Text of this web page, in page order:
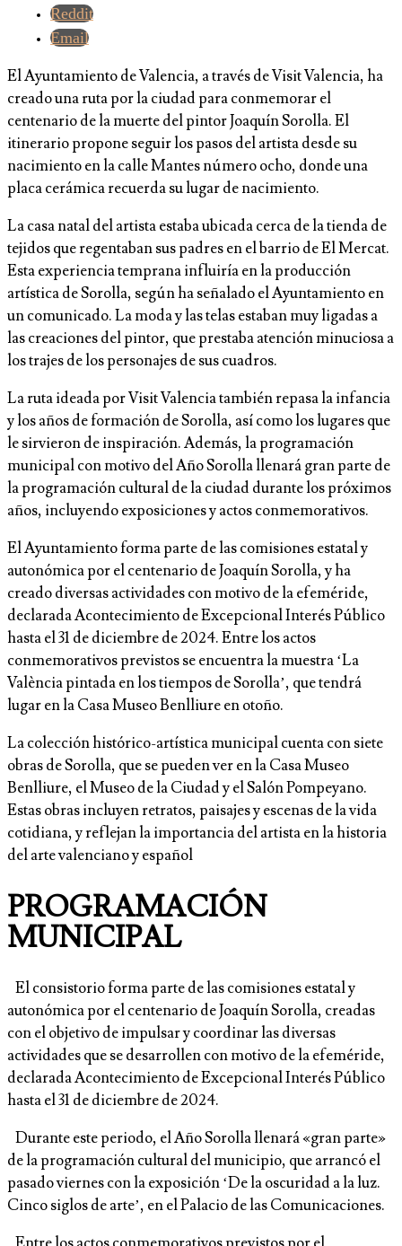
Reddit
Email
El Ayuntamiento de Valencia, a través de Visit Valencia, ha
creado una ruta por la ciudad para conmemorar el
centenario de la muerte del pintor Joaquín Sorolla. El
itinerario propone seguir los pasos del artista desde su
nacimiento en la calle Mantes número ocho, donde una
placa cerámica recuerda su lugar de nacimiento.
La casa natal del artista estaba ubicada cerca de la tienda de
tejidos que regentaban sus padres en el barrio de El Mercat.
Esta experiencia temprana influiría en la producción
artística de Sorolla, según ha señalado el Ayuntamiento en
un comunicado. La moda y las telas estaban muy ligadas a
las creaciones del pintor, que prestaba atención minuciosa a
los trajes de los personajes de sus cuadros.
La ruta ideada por Visit Valencia también repasa la infancia
y los años de formación de Sorolla, así como los lugares que
le sirvieron de inspiración. Además, la programación
municipal con motivo del Año Sorolla llenará gran parte de
la programación cultural de la ciudad durante los próximos
años, incluyendo exposiciones y actos conmemorativos.
El Ayuntamiento forma parte de las comisiones estatal y
autonómica por el centenario de Joaquín Sorolla, y ha
creado diversas actividades con motivo de la efeméride,
declarada Acontecimiento de Excepcional Interés Público
hasta el 31 de diciembre de 2024. Entre los actos
conmemorativos previstos se encuentra la muestra ‘La
València pintada en los tiempos de Sorolla’, que tendrá
lugar en la Casa Museo Benlliure en otoño.
La colección histórico-artística municipal cuenta con siete
obras de Sorolla, que se pueden ver en la Casa Museo
Benlliure, el Museo de la Ciudad y el Salón Pompeyano.
Estas obras incluyen retratos, paisajes y escenas de la vida
cotidiana, y reflejan la importancia del artista en la historia
del arte valenciano y español
PROGRAMACIÓN
MUNICIPAL
El consistorio forma parte de las comisiones estatal y
autonómica por el centenario de Joaquín Sorolla, creadas
con el objetivo de impulsar y coordinar las diversas
actividades que se desarrollen con motivo de la efeméride,
declarada Acontecimiento de Excepcional Interés Público
hasta el 31 de diciembre de 2024.
Durante este periodo, el Año Sorolla llenará «gran parte»
de la programación cultural del municipio, que arrancó el
pasado viernes con la exposición ‘De la oscuridad a la luz.
Cinco siglos de arte’, en el Palacio de las Comunicaciones.